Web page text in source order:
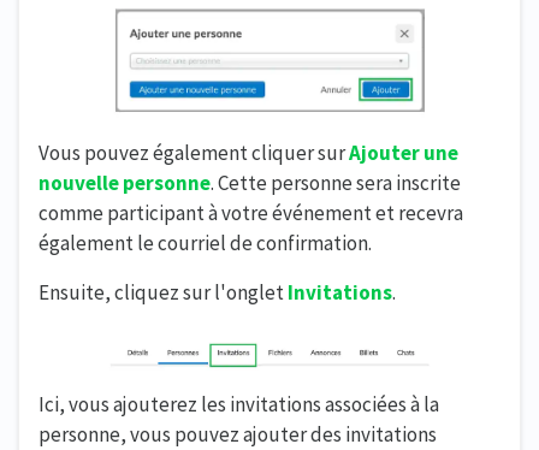
Vous pouvez également cliquer surAjouter une
nouvelle personne. Cette personne sera inscrite
comme participant à votre événement et recevra
également le courriel de confirmation.
Ensuite, cliquez sur l'ongletInvitations.
Ici, vous ajouterez les invitations associées à la
personne, vous pouvez ajouter des invitations